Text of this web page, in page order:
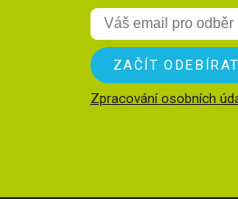
Zpracování osobních